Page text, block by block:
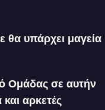
θα υπάρχει μαγεία
Ομάδας σε αυτήν
αρκετές